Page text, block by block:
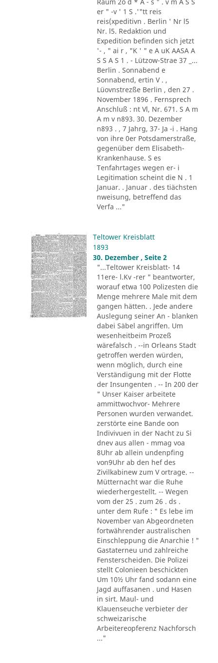
er " -v ' 1 S .'"tt reis
reis(xpeditivn . Berlin ' Nr l5
Nr. l5. Redaktion und
Expedition befinden sich jetzt
'- , " ai r , "K ' " e A uK AASA A
S S A S 1 . - Lützow-Strae 37 _...
Berlin . Sonnabend e
Sonnabend, ertin V . ,
Lüovnstrezße Berlin , den 27 .
November 1896 . Fernsprech
Anschluß : nt Vl, Nr. 671. S A m
A m v n893. 30. Dezember
n893 . , 7 Jahrg, 37- Ja -i . Hang
von ihre 0er Potsdamerstraße,
gegenüber dem Elisabeth-
Krankenhause. S es
Tenfahrtages wegen er- i
Legitimation scheint die N . 1
Januar. . Januar . des tiächsten
nweisung, betreffend das
Verfa ..."
Teltower Kreisblatt
1893
30. Dezember , Seite 2
"...Teltower Kreisblatt- 14
11ere- l.Kv -rer " beantworter,
worauf etwa 100 Polizesten die
Menge mehrere Male mit dem
gangen hätten. . Jede andere
Auslegung seiner An - blanken
dabei Säbel angriffen. Um
wesenheitbeim Prozeß
wärefalsch . --in Orleans Stadt
getroffen werden würden,
wenn möglich, durch eine
Verständigung mit der Flotte
der Insungenten . -- In 200 der
" Unser Kaiser arbeitete
ammittwochvor- Mehrere
Personen wurden verwandet.
zerstörte eine Bande oon
Indivivuen in der Nacht zu Si
dnev aus allen - mmag voa
8Uhr ab allein undenpfing
von9Uhr ab den hef des
Zivilkabinew zum V ortrage. --
Mütternacht war die Ruhe
wiederhergestellt. -- Wegen
vom der 25 . zum 26 . ds .
unter dem Rufe : " Es lebe im
November van Abgeordneten
fortwährender australischen
Einschleppung die Anarchie ! "
Gastaterneu und zahlreiche
Fensterscheiden. Die Polizei
stellt Colonieen beschickten
Um 10½ Uhr fand sodann eine
Jagd auffasanen . und Hasen
in sirt. Maul- und
Klauenseuche verbieter der
schweizarische
Arbeitereopferenz Nachforsch
..."